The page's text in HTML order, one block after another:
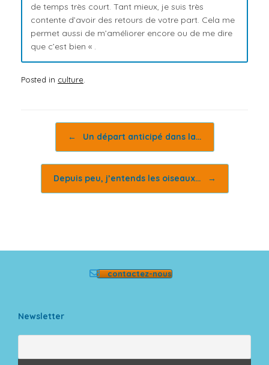
de temps très court. Tant mieux, je suis très
contente d’avoir des retours de votre part. Cela me
permet aussi de m’améliorer encore ou de me dire
que c’est bien « .
Posted in culture
← Un départ anticipé dans la…
Depuis peu, j’entends les oiseaux… →
contactez-nous
Newsletter